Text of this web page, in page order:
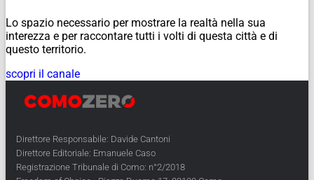
Lo spazio necessario per mostrare la realtà nella sua
interezza e per raccontare tutti i volti di questa città e di
questo territorio.
scopri il canale
Direttore Responsabile: Davide Cantoni
Direttore Editoriale: Emanuele Caso
Registrazione Tribunale di Como: n°2/2018